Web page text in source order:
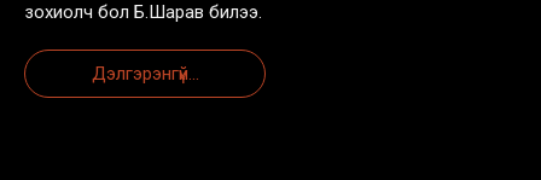
зохиолч бол Б.Шарав билээ.
Дэлгэрэнгүй...